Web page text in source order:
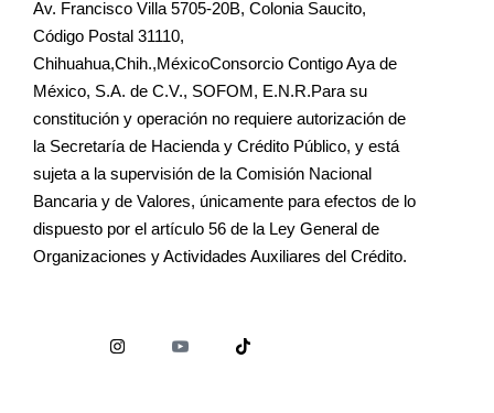
Av. Francisco Villa 5705-20B, Colonia Saucito,
Código Postal 31110,
Chihuahua,Chih.,MéxicoConsorcio Contigo Aya de
México, S.A. de C.V., SOFOM, E.N.R.Para su
constitución y operación no requiere autorización de
la Secretaría de Hacienda y Crédito Público, y está
sujeta a la supervisión de la Comisión Nacional
Bancaria y de Valores, únicamente para efectos de lo
dispuesto por el artículo 56 de la Ley General de
Organizaciones y Actividades Auxiliares del Crédito.